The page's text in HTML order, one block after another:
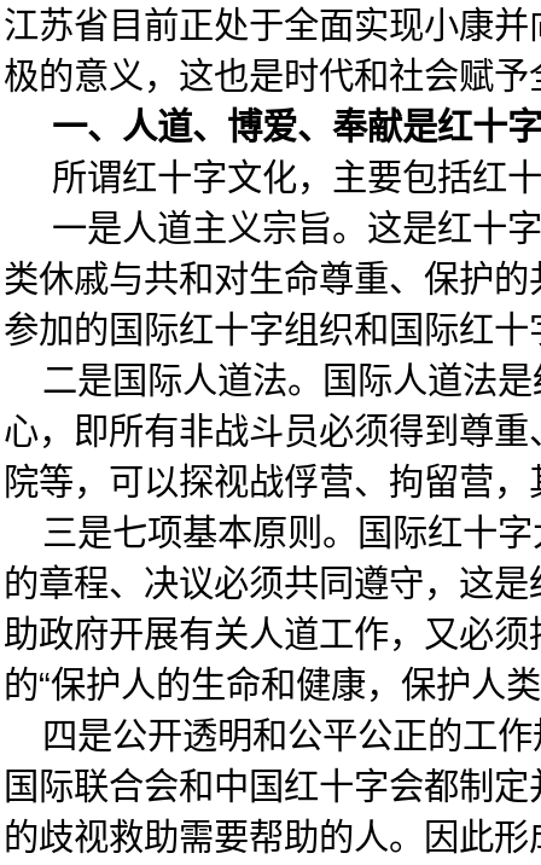
江苏省目前正处于全面实现小康
极的意义，这也是时代和社会赋
一、人道、博爱、奉献是红十
所谓红十字文化，主要包括红十
一是人道主义宗旨。这是红十字
类休戚与共和对生命尊重、保护
参加的国际红十字组织和国际红
二是国际人道法。国际人道法是
心，即所有非战斗员必须得到尊
院等，可以探视战俘营、拘留营
三是七项基本原则。国际红十字
的章程、决议必须共同遵守，这
助政府开展有关人道工作，又必
的“保护人的生命和健康，保护人
四是公开透明和公平公正的工作
国际联合会和中国红十字会都制
的歧视救助需要帮助的人。因此